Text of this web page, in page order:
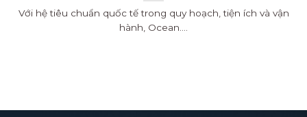
Với hệ tiêu chuẩn quốc tế trong quy hoạch, tiện ích và vận
hành, Ocean....